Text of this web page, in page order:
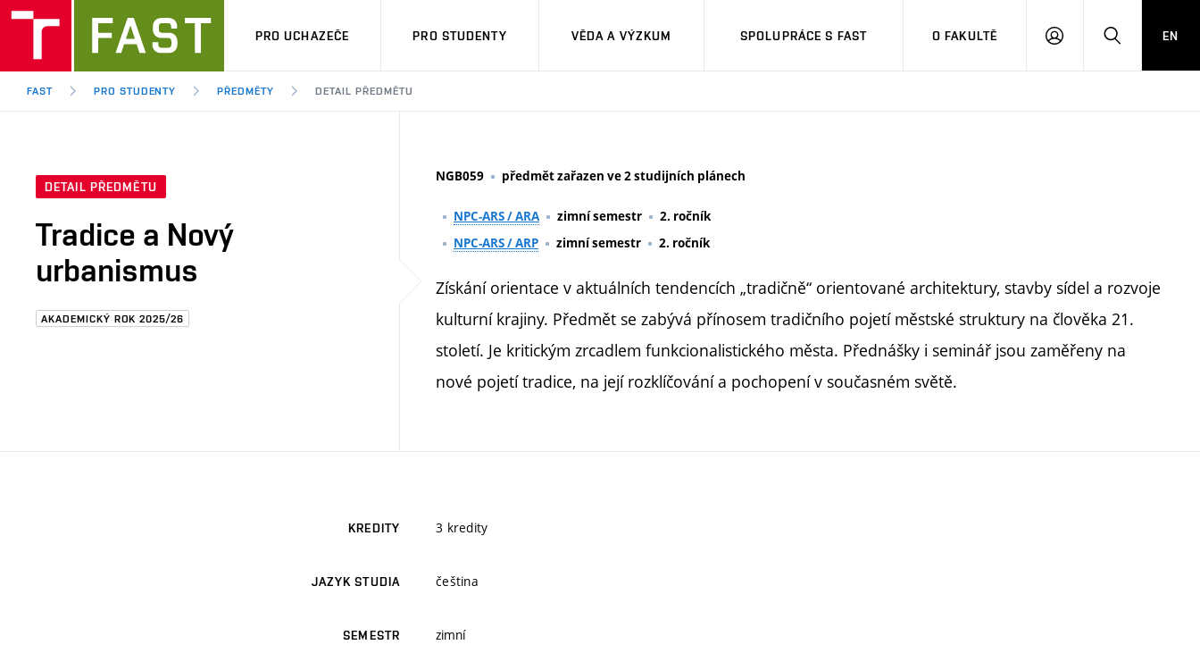
PRO UCHAZEČE PRO STUDENTY VĚDA A VÝZKUM SPOLUPRÁCE S FAST O FAKULTĚ
PŘIHLÁSITHLEDAT
EN
FAST PRO STUDENTY PŘEDMĚTY DETAIL PŘEDMĚTU
DETAIL PŘEDMĚTU
Tradice a Nový
urbanismus
AKADEMICKÝ ROK 2025/26
NGB059 předmět zařazen ve 2 studijních plánech
NPC-ARS / ARA zimní semestr
2. ročník
NPC-ARS / ARP
zimní semestr 2. ročník
Získání orientace v aktuálních tendencích „tradičně“ orientované architektury, stavby sídel a rozvoje
kulturní krajiny. Předmět se zabývá přínosem tradičního pojetí městské struktury na člověka 21.
století. Je kritickým zrcadlem funkcionalistického města. Přednášky i seminář jsou zaměřeny na
nové pojetí tradice, na její rozklíčování a pochopení v současném světě.
KREDITY 3 kredity
JAZYK STUDIA čeština
SEMESTR zimní